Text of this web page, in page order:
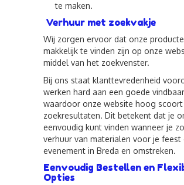
te maken.
Verhuur met zoekvakje
Wij zorgen ervoor dat onze
makkelijk te vinden zijn op onze
middel van het zoekvenster.
Bij ons staat klanttevredenheid
werken hard aan een goede
waardoor onze website hoog scoort
zoekresultaten. Dit betekent dat je
eenvoudig kunt vinden wanneer je
verhuur van materialen voor je feest
evenement in Breda en omstreken.
Eenvoudig Bestellen en
Opties